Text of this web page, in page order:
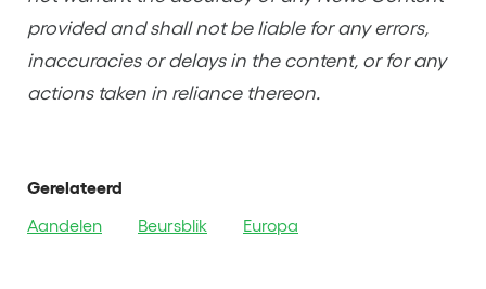
provided and shall not be liable for any errors,
inaccuracies or delays in the content, or for any
actions taken in reliance thereon.
Gerelateerd
Aandelen
Beursblik Europa